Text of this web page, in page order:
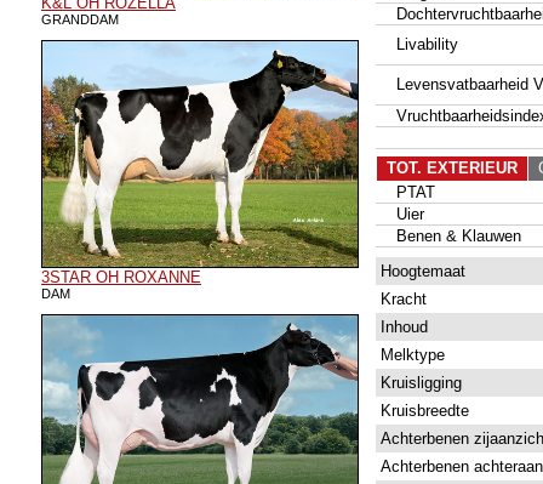
GRANDDAM
3STAR OH ROXANNE
DAM
Livability
Levensvatbaarheid
TOT. EXTERIEUR
PTAT
Uier
Benen & Klauwen
Hoogtemaat
Kracht
Inhoud
Melktype
Kruisligging
Kruisbreedte
Achterbenen
Achterbenen